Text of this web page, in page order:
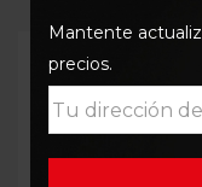
Mantente
precios.